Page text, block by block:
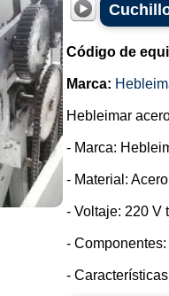
Código de
Marca:
Hebleimar
- Marca:
- Material:
- Voltaje: 220 V
-
-